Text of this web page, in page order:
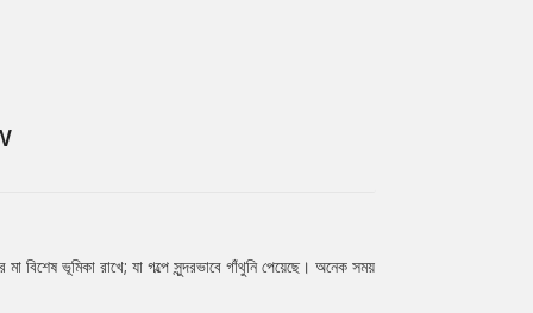
বিশেষ ভূমিকা রাখে; যা গল্পে সুন্দরভাবে গাঁথুনি পেয়েছে। অনেক সময়